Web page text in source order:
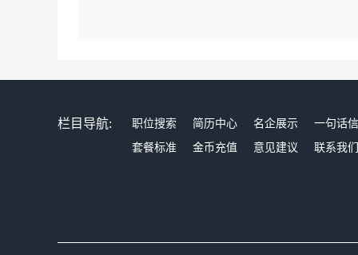
栏目导航: 职位搜索 简历中心 名企展示
一句话
套餐标准
金币充值 意见建议 联系我们